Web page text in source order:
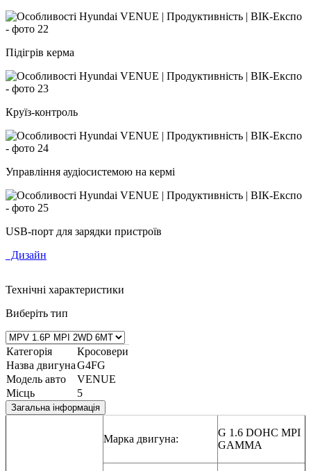
Підігрів керма
Круїз-контроль
Управління аудіосистемою на кермі
USB-порт для зарядки пристроїв
Дизайн
Технічні характеристики
Виберіть тип
Категорія
Кросовери
Назва двигунаG4FG
Модель авто
VENUE
Місць
5
Загальна інформація
Марка двигуна:
G 1.6 DOHC MPI
GAMMA